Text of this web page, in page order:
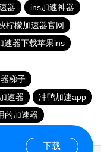
器
ins加速神器
柠檬加速器官网
速器下载苹果ins
梯子
速器
冲鸭加速app
的加速器
下载